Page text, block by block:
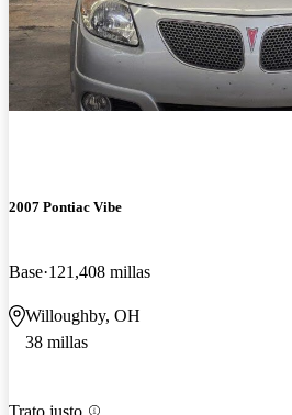
2007 Pontiac Vibe
Base 121,408 millas
Willoughby, OH
38 millas
Trato justo